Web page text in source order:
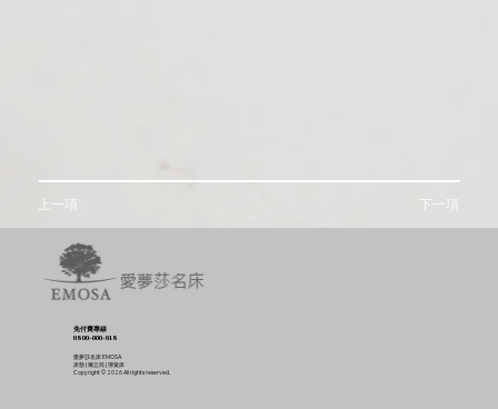
上一項 下一項
免付費專線
0800-000-918
愛夢莎名床 EMOSA
床墊 | 獨立筒 | 彈簧床
Copyright © 2026 All rights reserved.